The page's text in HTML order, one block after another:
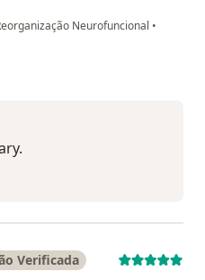
Neurofuncional •
Verificada